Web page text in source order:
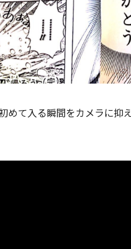
めて入る瞬間をカメラに抑